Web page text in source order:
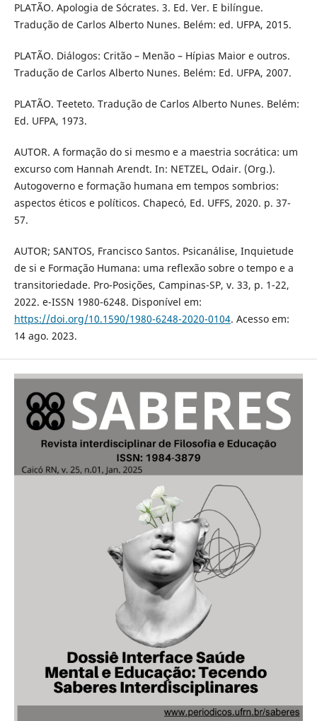
PLATÃO. Apologia de Sócrates. 3. Ed. Ver. E bilíngue.
Tradução de Carlos Alberto Nunes. Belém: ed. UFPA, 2015.
PLATÃO. Diálogos: Critão – Menão – Hípias Maior e outros.
Tradução de Carlos Alberto Nunes. Belém: Ed. UFPA, 2007.
PLATÃO. Teeteto. Tradução de Carlos Alberto Nunes. Belém:
Ed. UFPA, 1973.
AUTOR. A formação do si mesmo e a maestria socrática: um
excurso com Hannah Arendt. In: NETZEL, Odair. (Org.).
Autogoverno e formação humana em tempos sombrios:
aspectos éticos e políticos. Chapecó, Ed. UFFS, 2020. p. 37-
57.
AUTOR; SANTOS, Francisco Santos. Psicanálise, Inquietude
de si e Formação Humana: uma reflexão sobre o tempo e a
transitoriedade. Pro-Posições, Campinas-SP, v. 33, p. 1-22,
2022. e-ISSN 1980-6248. Disponível em:
https://doi.org/10.1590/1980-6248-2020-0104. Acesso em:
14 ago. 2023.